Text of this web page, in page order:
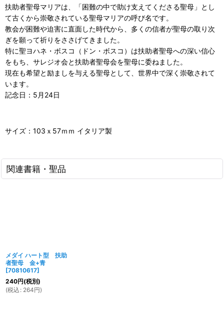
扶助者聖母マリアは、「困難の中で助け支えてくださる聖母」とし
て古くから崇敬されている聖母マリアの呼び名です。
教会が困難や迫害に直面した時代から、多くの信者が聖母の取り次
ぎを願って祈りをささげてきました。
特に聖ヨハネ・ボスコ（ドン・ボスコ）は扶助者聖母への深い信心
をもち、サレジオ会と扶助者聖母会を聖母に委ねました。
現在も希望と励ましを与える聖母として、世界中で深く崇敬されて
います。
記念日：5月24日
サイズ：103ｘ57ｍｍ イタリア製
関連書籍・聖品
メダイ ハート型 扶助
者聖母 金+青
[70810617]
240円(税別)
(税込 : 264円)